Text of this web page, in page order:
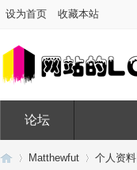
设为首页 收藏本站
论坛
Matthewfut 个人资料